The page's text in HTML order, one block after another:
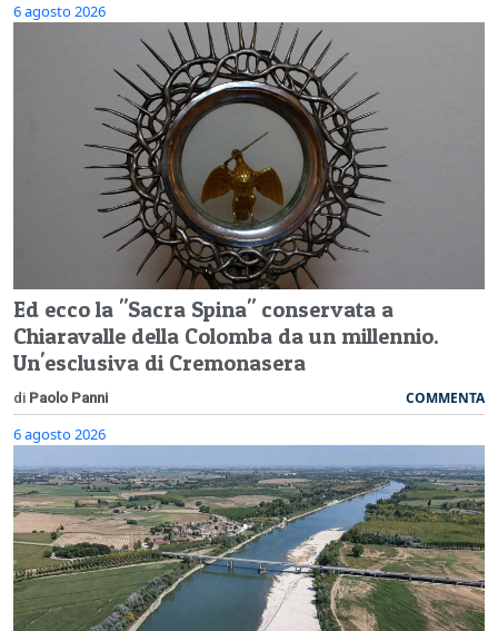
6 agosto 2026
Ed ecco la "Sacra Spina" conservata a
Chiaravalle della Colomba da un millennio.
Un'esclusiva di Cremonasera
di Paolo Panni COMMENTA
6 agosto 2026